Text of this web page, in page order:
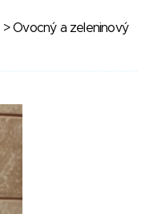
>Ovocný a zeleninový